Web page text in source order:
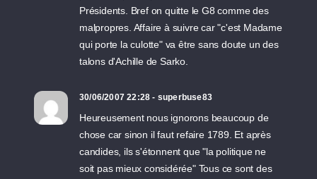
Présidents. Bref on quitte le G8 comme des
malpropres. Affaire à suivre car "c'est Madame
qui porte la culotte" va être sans doute un des
talons d'Achille de Sarko.
30/06/2007 22:28 - superbuse83
Heureusement nous ignorons beaucoup de
chose car sinon il faut refaire 1789. Et après
candides, ils s'étonnent que "la politique ne
soit pas mieux considérée" Tous ce sont des